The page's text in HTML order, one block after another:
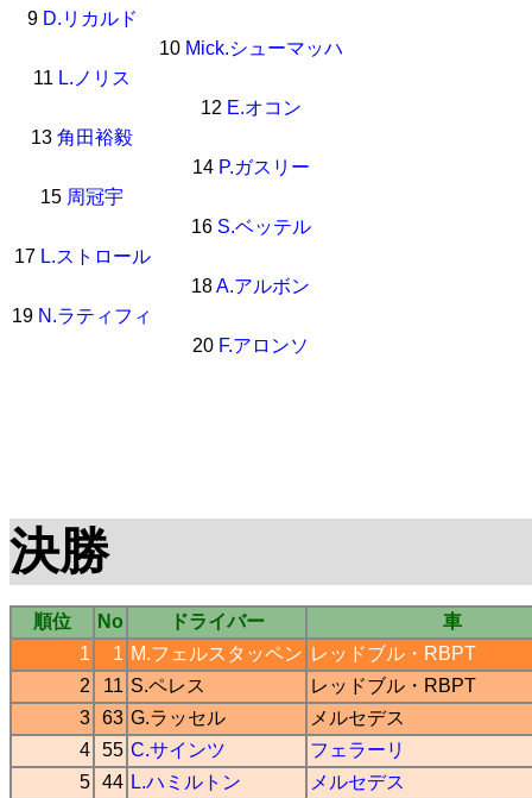
9 D.リカルド
10 Mick.シューマッハ
11 L.ノリス
12 E.オコン
13 角田裕毅
14 P.ガスリー
15 周冠宇
16 S.ベッテル
17 L.ストロール
18A.アルボン
19 N.ラティフィ
20 F.アロンソ
決勝
順位 No ドライバー
車
1
1 M.フェルスタッペン レッドブル ・ RBPT
2
11 S.ペレス レッドブル ・ RBPT
3 63 G.ラッセル
メルセデス
4 55 C.サインツ
フェラーリ
5 44 L.ハミルトン
メルセデス